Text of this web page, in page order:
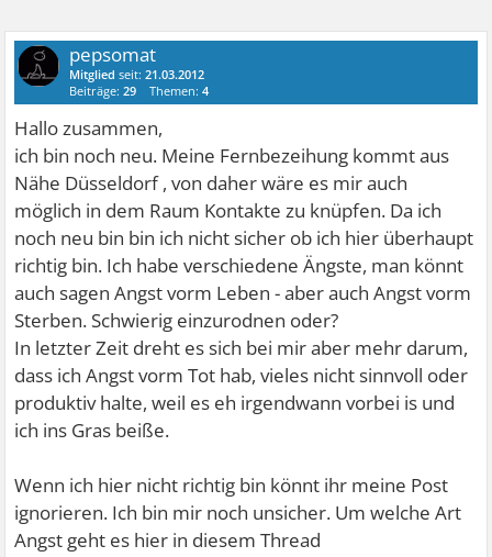
pepsomat
Mitglied seit:21.03.2012
Beiträge:29 Themen:4
Hallo zusammen,
ich bin noch neu. Meine Fernbezeihung kommt aus
Nähe Düsseldorf , von daher wäre es mir auch
möglich in dem Raum Kontakte zu knüpfen. Da ich
noch neu bin bin ich nicht sicher ob ich hier überhaupt
richtig bin. Ich habe verschiedene Ängste, man könnt
auch sagen Angst vorm Leben - aber auch Angst vorm
Sterben. Schwierig einzurodnen oder?
In letzter Zeit dreht es sich bei mir aber mehr darum,
dass ich Angst vorm Tot hab, vieles nicht sinnvoll oder
produktiv halte, weil es eh irgendwann vorbei is und
ich ins Gras beiße.
Wenn ich hier nicht richtig bin könnt ihr meine Post
ignorieren. Ich bin mir noch unsicher. Um welche Art
Angst geht es hier in diesem Thread